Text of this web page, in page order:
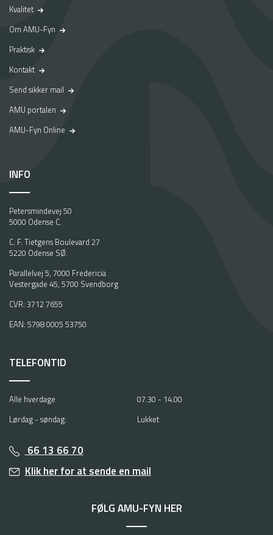
Kvalitet
Om AMU-Fyn
Praktisk
Kontakt
Send sikker mail
AMU portalen
AMU-Fyn Online
INFO
Petersmindevej 50
5000 Odense C.
C. F. Tietgens Boulevard 27
5220 Odense SØ.
Parallelvej 5, 7000 Fredericia
Vestergade 45, 5700 Svendborg
CVR: 3712 7655
EAN: 5798 0005 53750
TELEFONTID
Alle hverdage
07.30 - 14.00
Lørdag - søndag:
Lukket
66 13 66 70
Klik her for at sende en mail
FØLG AMU-FYN HER